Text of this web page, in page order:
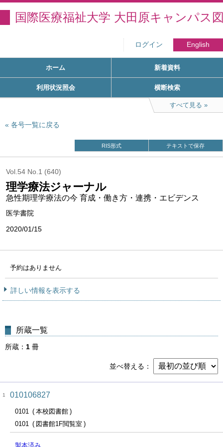
国際医療福祉大学 大田原キャンパス
ログイン English
ホーム 新着資料
利用状況照会 横断検索
すべて見る
各号一覧に戻る
RIS形式 テキストで保存
Vol.54 No.1 (640)
理学療法ジャーナル
急性期理学療法の今 育成・働き方・連携・エビデンス
医学書院
2020/01/15
予約はありません
詳しい情報を表示する
所蔵一覧
所蔵 1 冊
並べ替える
1 010106827
0101
本校図書館
0101
図書館1F閲覧室
製本済み